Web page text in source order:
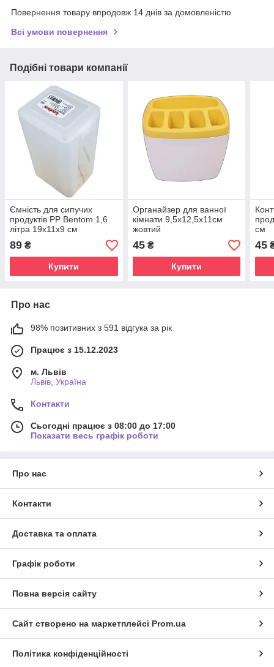
Повернення товару впродовж 14 днів за домовленістю
Всі умови повернення
Подібні товари компанії
Ємність для сипучих
продуктів PP Bentom 1,6
літра 19х11х9 см
89 ₴
Купити
Органайзер для ванної
кімнати 9,5х12,5х11см
жовтий
45₴
Купити
см
45
Про нас
98% позитивних з 591 відгука за рік
Працює з 15.12.2023
м. Львів
Львів, Україна
Контакти
Сьогодні працює з 08:00 до 17:00
Показати весь графік роботи
Про нас
Контакти
Доставка та оплата
Графік роботи
Повна версія сайту
Сайт створено на маркетплейсі Prom.ua
Політика конфіденційності